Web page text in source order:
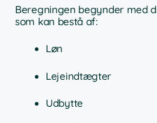
Beregningen begynder med
som kan bestå af:
Løn
Lejeindtægter
Udbytte